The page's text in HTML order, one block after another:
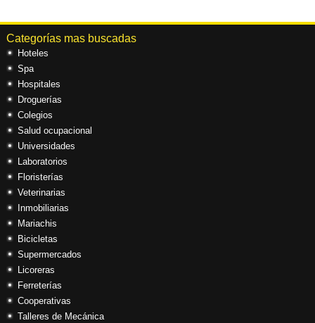
Categorías mas buscadas
Hoteles
Spa
Hospitales
Droguerías
Colegios
Salud ocupacional
Universidades
Laboratorios
Floristerías
Veterinarias
Inmobiliarias
Mariachis
Bicicletas
Supermercados
Licoreras
Ferreterías
Cooperativas
Talleres de Mecánica